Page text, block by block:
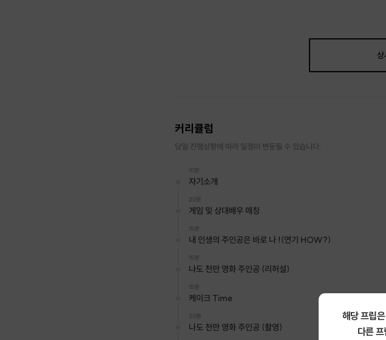
앞에서 배운 연기
다양한 영화,
당일 상황
있을 수
커리큘럼
당일 진행상황에 따라 일정이 변동될 수 있습니다.
10분
자기소개
20분
게임 및 상대배우 매칭
15분
내 인생의 주인공은 바로 나 !(연기 HOW?)
15분
나도 천만 영화 주인공 (리허설)
15분
케이크 Time
20분
나도 천만 영화 주인공 (촬영)
해당 프립
다른